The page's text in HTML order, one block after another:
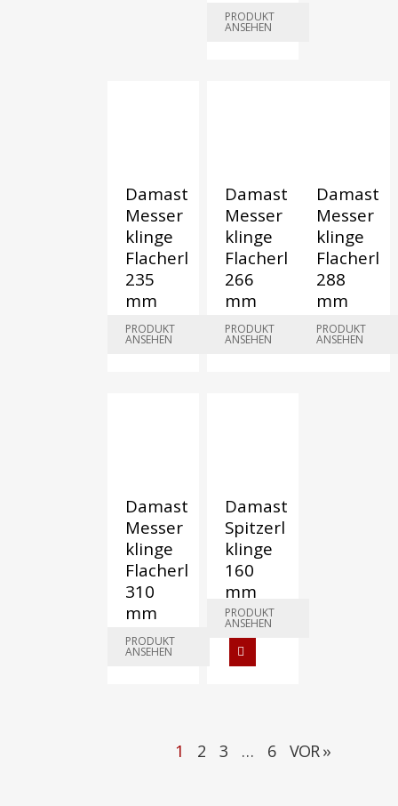
€225,00
PRODUKT
ANSEHEN
Damast
Messer
klinge
Flacherl
235
mm
€267,75
PRODUKT
ANSEHEN
Damast
Messer
klinge
Flacherl
266
mm
€280,00
PRODUKT
ANSEHEN
Damast
Messer
klinge
Flacherl
288
mm
€1.150,00
PRODUKT
ANSEHEN
Damast
Messer
klinge
Flacherl
310
mm
€490,00
PRODUKT
ANSEHEN
Damast
Spitzerl
klinge
160
mm
€195,00
PRODUKT
ANSEHEN
1 2 3 … 6 VOR ››